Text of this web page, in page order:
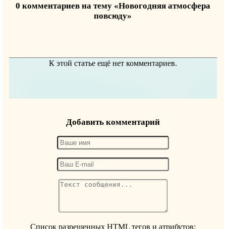
0 комментариев на тему «Новогодняя атмосфера
повсюду»
К этой статье ещё нет комментариев.
Добавить комментарий
Список разрешенных HTML тегов и атрибутов: